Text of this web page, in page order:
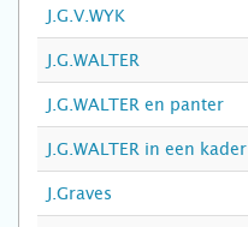
J.G.V.WYK
J.G.WALTER
J.G.WALTER en panter
J.G.WALTER in een kader
J.Graves